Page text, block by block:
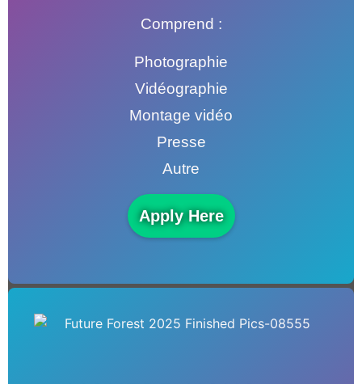
Comprend :
Photographie
Vidéographie
Montage vidéo
Presse
Autre
Apply Here